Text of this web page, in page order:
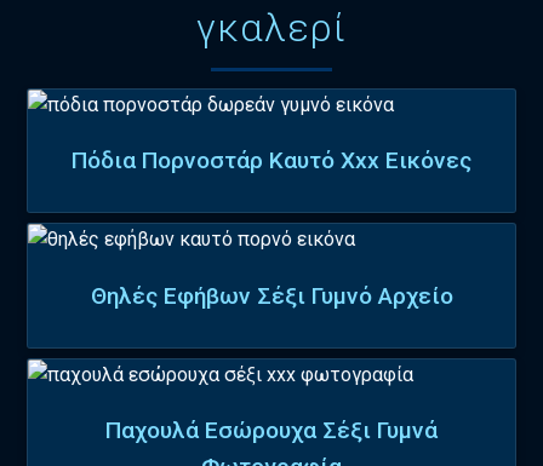
γκαλερί
Πόδια Πορνοστάρ Καυτό Xxx Εικόνες
Θηλές Εφήβων Σέξι Γυμνό Αρχείο
Παχουλά Εσώρουχα Σέξι Γυμνά